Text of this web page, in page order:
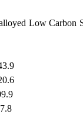
Low Carbon